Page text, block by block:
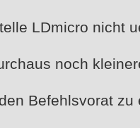
LDmicro nicht
noch
Befehlsvorat